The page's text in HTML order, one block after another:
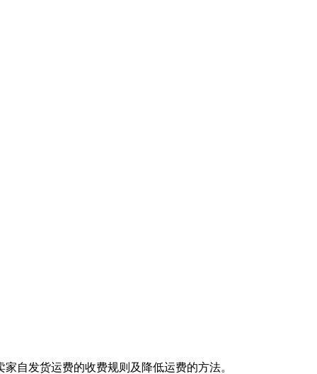
自发货运费的收费规则及降低运费的方法。